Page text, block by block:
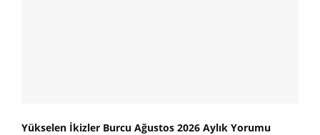
Yükselen İkizler Burcu Ağustos 2026 Aylık Yorumu